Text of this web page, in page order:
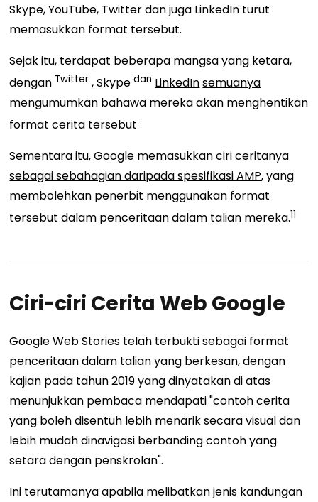
Skype, YouTube, Twitter dan juga LinkedIn turut
memasukkan format tersebut.
Sejak itu, terdapat beberapa mangsa yang ketara,
dengan Twitter ,Skype dan LinkedInsemuanya
mengumumkan bahawa mereka akan menghentikan
format cerita tersebut .
Sementara itu, Google memasukkan ciri ceritanya
sebagai sebahagian daripada spesifikasi AMP, yang
membolehkan penerbit menggunakan format
tersebut dalam penceritaan dalam talian mereka.11
Ciri-ciri Cerita Web Google
Google Web Stories telah terbukti sebagai format
penceritaan dalam talian yang berkesan, dengan
kajian pada tahun 2019 yang dinyatakan di atas
menunjukkan pembaca mendapati "contoh cerita
yang boleh disentuh lebih menarik secara visual dan
lebih mudah dinavigasi berbanding contoh yang
setara dengan penskrolan".
Ini terutamanya apabila melibatkan jenis kandungan